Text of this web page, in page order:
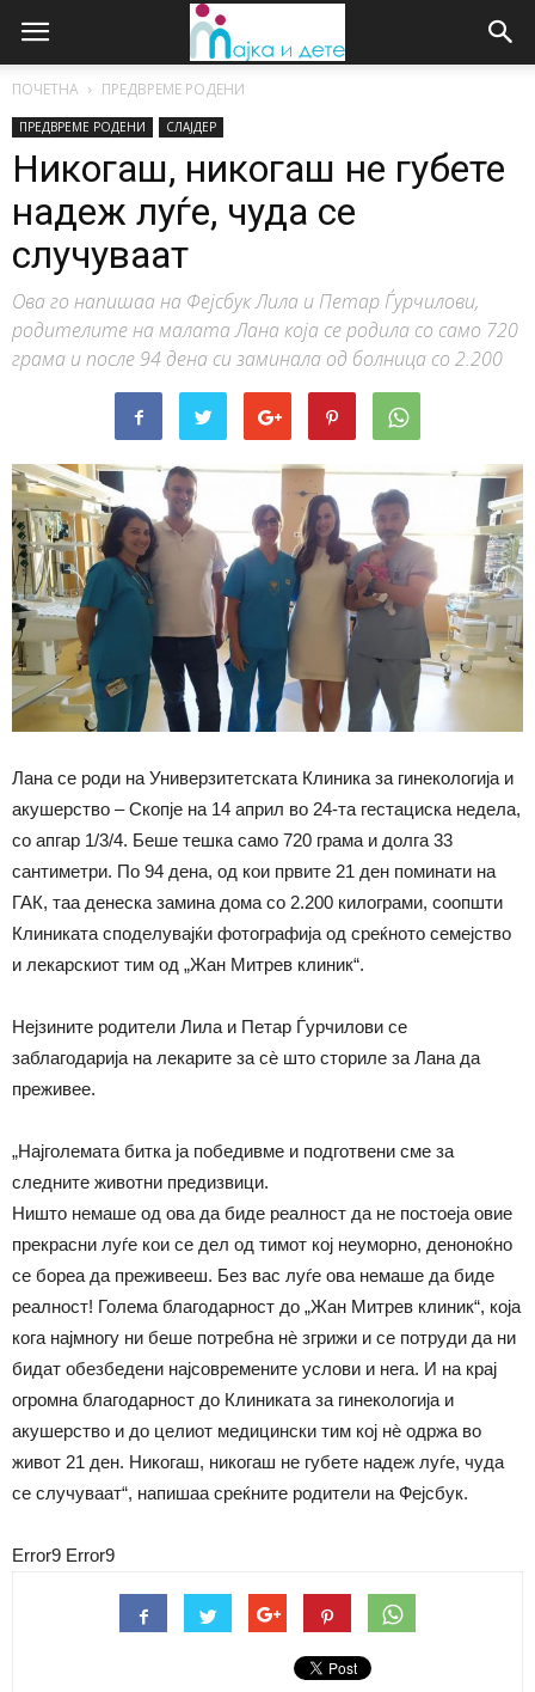
ПОЧЕТНА ПРЕДВРЕМЕ РОДЕНИ
ПРЕДВРЕМЕ РОДЕНИ СЛАЈДЕР
Никогаш, никогаш не губете
надеж луѓе, чуда се
случуваат
Ова го напишаа на Фејсбук Лила и Петар Ѓурчилови,
родителите на малата Лана која се родила со само 720
грама и после 94 дена си заминала од болница со 2.200
Лана се роди на Универзитетската Клиника за гинекологија и
акушерство – Скопје на 14 април во 24-та гестациска недела,
со апгар 1/3/4. Беше тешка само 720 грама и долга 33
сантиметри. По 94 дена, од кои првите 21 ден поминати на
ГАК, таа денеска замина дома со 2.200 килограми, соопшти
Клиниката споделувајќи фотографија од среќното семејство
и лекарскиот тим од „Жан Митрев клиник“.
Нејзините родители Лила и Петар Ѓурчилови се
заблагодарија на лекарите за сѐ што сториле за Лана да
преживее.
„Најголемата битка ја победивме и подготвени сме за
следните животни предизвици.
Ништо немаше од ова да биде реалност да не постоеја овие
прекрасни луѓе кои се дел од тимот кој неуморно, деноноќно
се бореа да преживееш. Без вас луѓе ова немаше да биде
реалност! Голема благодарност до „Жан Митрев клиник“, која
кога најмногу ни беше потребна нѐ згрижи и се потруди да ни
бидат обезбедени најсовремените услови и нега. И на крај
огромна благодарност до Клиниката за гинекологија и
акушерство и до целиот медицински тим кој нѐ одржа во
живот 21 ден. Никогаш, никогаш не губете надеж луѓе, чуда
се случуваат“, напишаа среќните родители на Фејсбук.
Error9 Error9